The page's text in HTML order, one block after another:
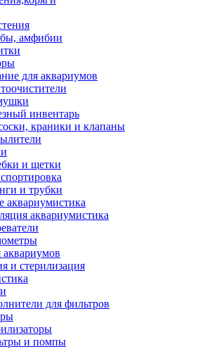
амфибии
для аквариумов
инвентарь
краники и клапаны
и щетки
и трубки
аквариумистика
аквариумистика
и стерилизация
для фильтров
и помпы